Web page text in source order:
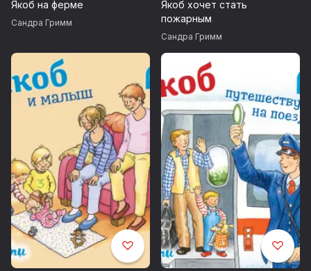
Якоб на ферме
Сандра Гримм
Якоб хочет стать
пожарным
Сандра Гримм